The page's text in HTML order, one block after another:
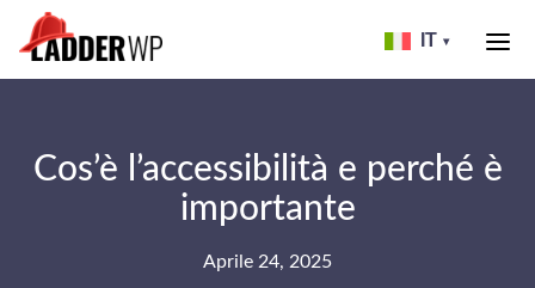
header
IT ▾
Cos’è l’accessibilità e perché è
importante
Aprile 24, 2025